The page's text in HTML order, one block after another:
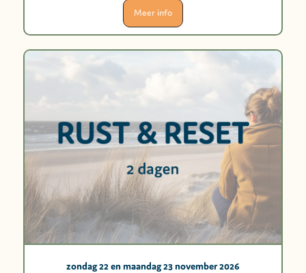
Meer info
zondag 22 en maandag 23 november 2026